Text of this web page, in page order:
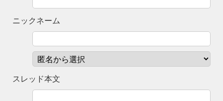
ニックネーム
スレッド本文